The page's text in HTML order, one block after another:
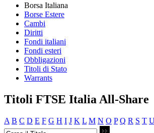
Borsa Italiana
Borse Estere
Cambi
Diritti
Fondi italiani
Fondi esteri
Obbligazioni
Titoli di Stato
Warrants
Titoli FTSE Italia All-Share
A B C D E F G H I J K L M N O P Q R S T